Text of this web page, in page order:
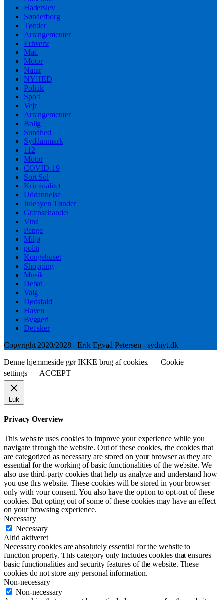
Haderslev
Sønderborg
Tønder
Arrangementer
Erhverv
Mad
Motor
Natur
NYHED
Politik
Sport
Vejr
Arrangementer
Bolig
Sundhed
Syddanmark
112
Motor
COVID-19
Sort Sol
Kriminalitet
Uddannelse
Julebyen Tønder
Grænsehandel
Vind
Penge
Miljø
politi
Kongehuset
Shopping
Musik
Debat
Valg
Dødsfald
Haven
Byggeri
Det sker
Copyright 2020/2028 - Erik Egvad Petersen - sydnyt.dk
Denne hjemmeside gør IKKE brug af cookies.
Cookie
settings
ACCEPT
Luk
Privacy Overview
This website uses cookies to improve your experience while you
navigate through the website. Out of these cookies, the cookies that
are categorized as necessary are stored on your browser as they are
essential for the working of basic functionalities of the website. We
also use third-party cookies that help us analyze and understand how
you use this website. These cookies will be stored in your browser
only with your consent. You also have the option to opt-out of these
cookies. But opting out of some of these cookies may have an effect
on your browsing experience.
Necessary
Necessary
Altid aktiveret
Necessary cookies are absolutely essential for the website to
function properly. This category only includes cookies that ensures
basic functionalities and security features of the website. These
cookies do not store any personal information.
Non-necessary
Non-necessary